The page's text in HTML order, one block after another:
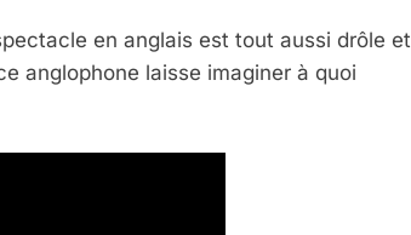
en anglais est tout aussi drôle et
anglophone laisse imaginer à quoi